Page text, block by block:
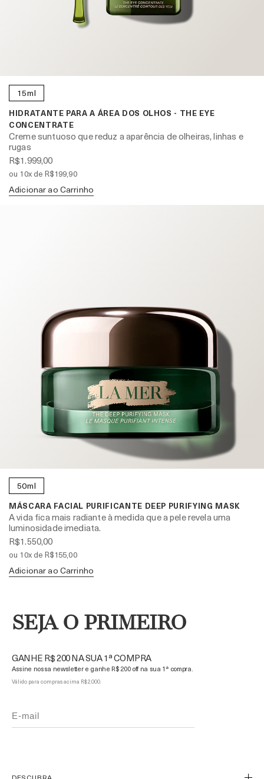
15ml
HIDRATANTE PARA A ÁREA DOS OLHOS - THE EYE
CONCENTRATE
Creme suntuoso que reduz a aparência de olheiras, linhas e
rugas
R$1.999,00
ou 10x de R$199,90
Adicionar ao Carrinho
50ml
MÁSCARA FACIAL PURIFICANTE DEEP PURIFYING MASK
A vida fica mais radiante à medida que a pele revela uma
luminosidade imediata.
R$1.550,00
ou 10x de R$155,00
Adicionar ao Carrinho
SEJA O PRIMEIRO
GANHE R$ 200 NA SUA 1ª COMPRA
Assine nossa newsletter e ganhe R$ 200 off na sua 1ª compra.
Válido para compras acima R$ 2.000.